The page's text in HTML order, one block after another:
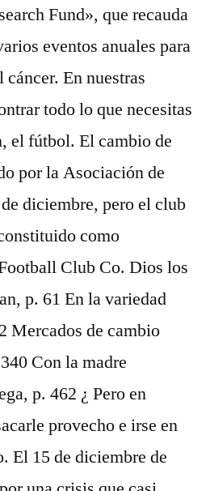
Fund», que recauda
eventos anuales para
En nuestras
todo lo que necesitas
el fútbol. El cambio de
por la Asociación de
diciembre, pero el club
como
Club Co. Dios los
p. 61 En la variedad
Mercados de cambio
Con la madre
p. 462 ¿ Pero en
provecho e irse en
El 15 de diciembre de